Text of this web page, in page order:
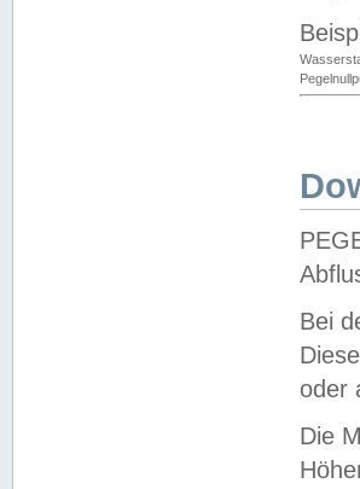
Bei
oder
Die